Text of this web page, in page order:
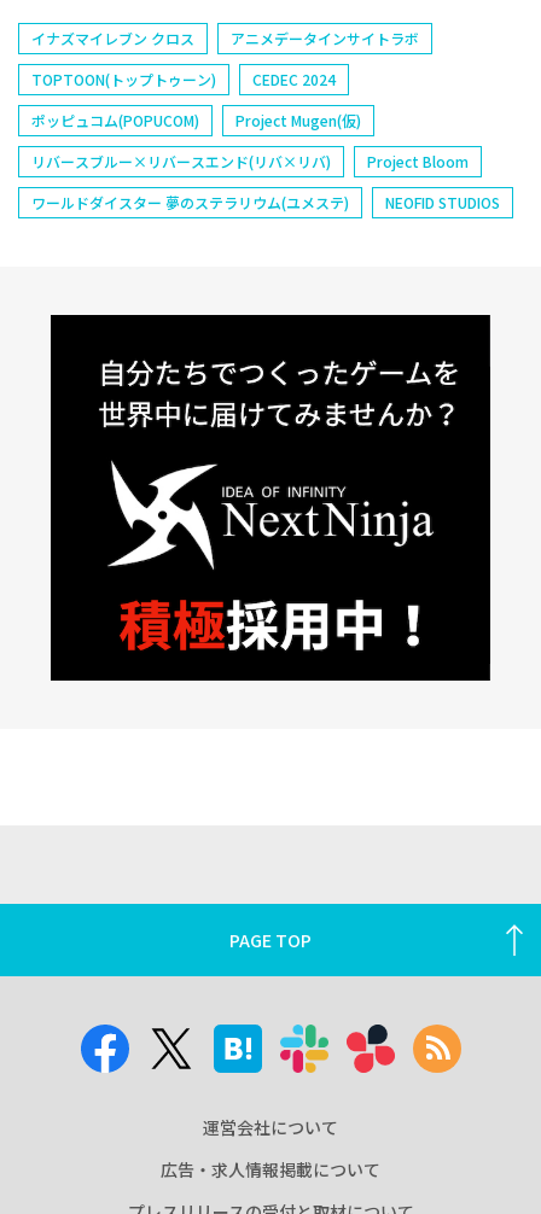
イナズマイレブン クロス
アニメデータインサイトラボ
TOPTOON(トップトゥーン)
CEDEC 2024
ポッピュコム(POPUCOM)
Project Mugen(仮)
リバースブルー×リバースエンド(リバ×リバ)
Project Bloom
ワールドダイスター 夢のステラリウム(ユメステ)
NEOFID STUDIOS
PAGE TOP
運営会社について
広告・求人情報掲載について